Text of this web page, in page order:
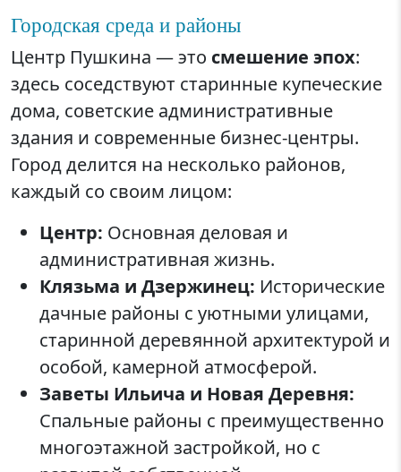
Городская среда и районы
Центр Пушкина — это смешение эпох:
здесь соседствуют старинные купеческие
дома, советские административные
здания и современные бизнес-центры.
Город делится на несколько районов,
каждый со своим лицом:
Центр: Основная деловая и
административная жизнь.
Клязьма и Дзержинец: Исторические
дачные районы с уютными улицами,
старинной деревянной архитектурой и
особой, камерной атмосферой.
Заветы Ильича и Новая Деревня:
Спальные районы с преимущественно
многоэтажной застройкой, но с